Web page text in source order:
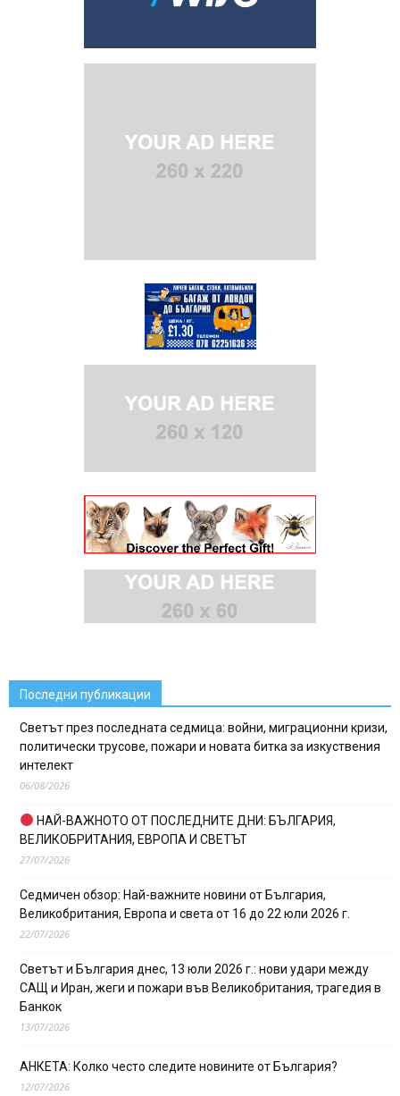
Последни публикации
Светът през последната седмица: войни, миграционни кризи,
политически трусове, пожари и новата битка за изкуствения
интелект
06/08/2026
НАЙ-ВАЖНОТО ОТ ПОСЛЕДНИТЕ ДНИ: БЪЛГАРИЯ,
ВЕЛИКОБРИТАНИЯ, ЕВРОПА И СВЕТЪТ
27/07/2026
Седмичен обзор: Най-важните новини от България,
Великобритания, Европа и света от 16 до 22 юли 2026 г.
22/07/2026
Светът и България днес, 13 юли 2026 г.: нови удари между
САЩ и Иран, жеги и пожари във Великобритания, трагедия в
Банкок
13/07/2026
АНКЕТА: Колко често следите новините от България?
12/07/2026